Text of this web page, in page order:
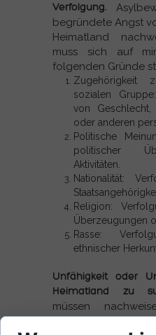
Verfolgung.
begründete Angst
Heimatland
muss sich auf
folgenden Gründe
Zugehörigkeit
sozialen
von Geschlecht,
oder anderen
Politische
politischer
Aktivitäten.
Nationalität:
Religion:
Überzeugungen
Rasse:
ethnischer
Unfähigkeit oder
Heimatland zu
müssen
aufgrund von